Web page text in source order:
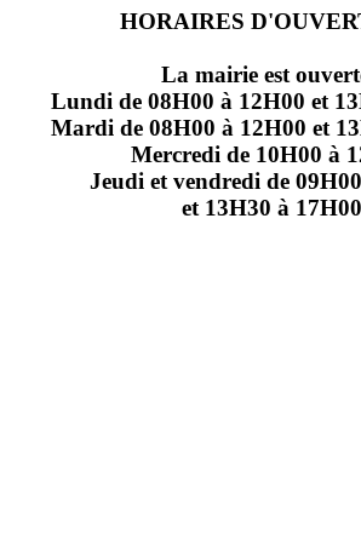
HORAIRES
La mairie est
Lundi de 08H00 à 12H00 et
Mardi de 08H00 à 12H00 et
Mercredi de 10H00 à
Jeudi et vendredi de
et 13H30 à 17H00